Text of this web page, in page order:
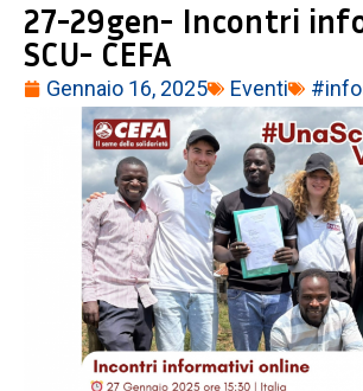
27-29gen- Incontri
SCU- CEFA
Gennaio 16, 2025 Eventi